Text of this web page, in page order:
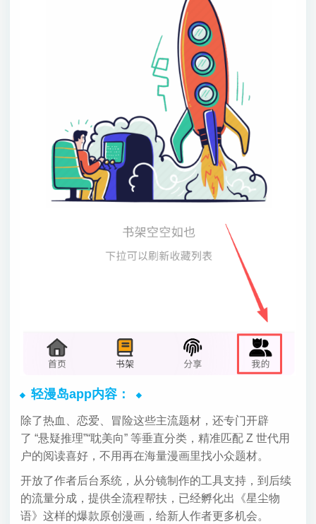
轻漫岛app内容：
除了热血、恋爱、冒险这些主流题材，还专门开辟
了 “悬疑推理”“耽美向” 等垂直分类，精准匹配 Z 世代用
户的阅读喜好，不用再在海量漫画里找小众题材。
开放了作者后台系统，从分镜制作的工具支持，到后续
的流量分成，提供全流程帮扶，已经孵化出《星尘物
语》这样的爆款原创漫画，给新人作者更多机会。